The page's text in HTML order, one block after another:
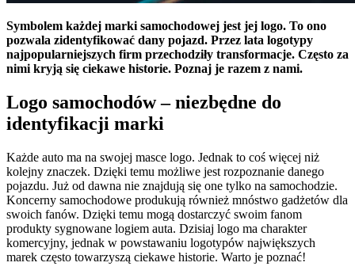
Symbolem każdej marki samochodowej jest jej logo. To ono
pozwala zidentyfikować dany pojazd. Przez lata logotypy
najpopularniejszych firm przechodziły transformacje. Często za
nimi kryją się ciekawe historie. Poznaj je razem z nami.
Logo samochodów – niezbędne do
identyfikacji marki
Każde auto ma na swojej masce logo. Jednak to coś więcej niż
kolejny znaczek. Dzięki temu możliwe jest rozpoznanie danego
pojazdu. Już od dawna nie znajdują się one tylko na samochodzie.
Koncerny samochodowe produkują również mnóstwo gadżetów dla
swoich fanów. Dzięki temu mogą dostarczyć swoim fanom
produkty sygnowane logiem auta. Dzisiaj logo ma charakter
komercyjny, jednak w powstawaniu logotypów największych
marek często towarzyszą ciekawe historie. Warto je poznać!